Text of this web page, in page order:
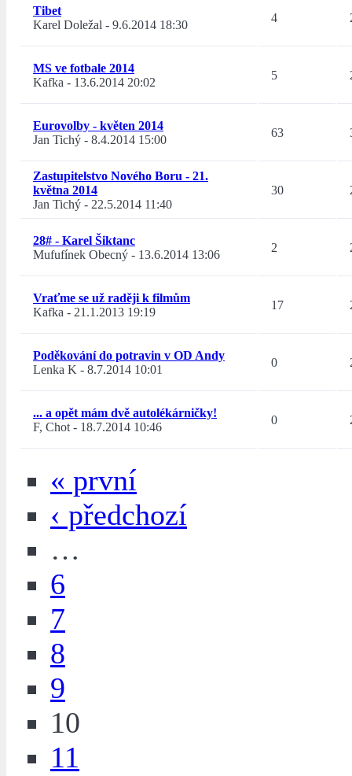
Tibet
Karel Doležal - 9.6.2014 18:30
4
MS ve fotbale 2014
Kafka - 13.6.2014 20:02
5
Eurovolby - květen 2014
Jan Tichý - 8.4.2014 15:00
63
Zastupitelstvo Nového Boru - 21.
května 2014
Jan Tichý - 22.5.2014 11:40
30
28# - Karel Šiktanc
Mufufínek Obecný - 13.6.2014 13:06
2
Vraťme se už raději k filmům
Kafka - 21.1.2013 19:19
17
Poděkování do potravin v OD Andy
Lenka K - 8.7.2014 10:01
0
... a opět mám dvě autolékárničky!
F, Chot- 18.7.2014 10:46
0
« první
‹ předchozí
…
6
7
8
9
10
11